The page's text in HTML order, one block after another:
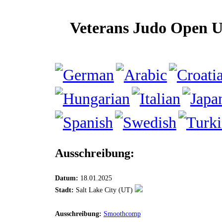
0
Veterans Judo Open
Ausschreibung:
Datum: 18.01.2025
Stadt: Salt Lake City (UT)
Ausschreibung: Smoothcomp